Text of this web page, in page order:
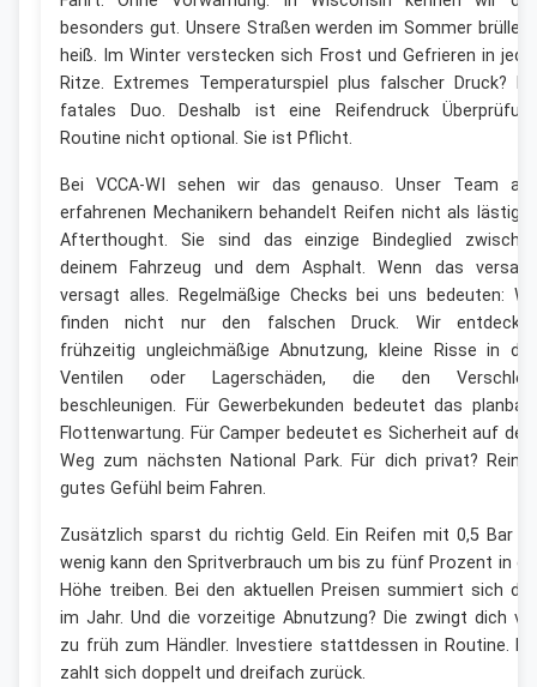
besonders gut. Unsere Straßen werden im Sommer
heiß. Im Winter verstecken sich Frost und Gefrieren in
Ritze. Extremes Temperaturspiel plus falscher Druck?
fatales Duo. Deshalb ist eine Reifendruck
Routine nicht optional. Sie ist Pflicht.
Bei VCCA-WI sehen wir das genauso. Unser Team
erfahrenen Mechanikern behandelt Reifen nicht als
Afterthought. Sie sind das einzige Bindeglied
deinem Fahrzeug und dem Asphalt. Wenn das
versagt alles. Regelmäßige Checks bei uns bedeuten:
finden nicht nur den falschen Druck. Wir
frühzeitig ungleichmäßige Abnutzung, kleine Risse in
Ventilen oder Lagerschäden, die den
beschleunigen. Für Gewerbekunden bedeutet das
Flottenwartung. Für Camper bedeutet es Sicherheit auf
Weg zum nächsten National Park. Für dich privat?
gutes Gefühl beim Fahren.
Zusätzlich sparst du richtig Geld. Ein Reifen mit 0,5 Bar
wenig kann den Spritverbrauch um bis zu fünf Prozent in
Höhe treiben. Bei den aktuellen Preisen summiert sich
im Jahr. Und die vorzeitige Abnutzung? Die zwingt dich
zu früh zum Händler. Investiere stattdessen in Routine.
zahlt sich doppelt und dreifach zurück.